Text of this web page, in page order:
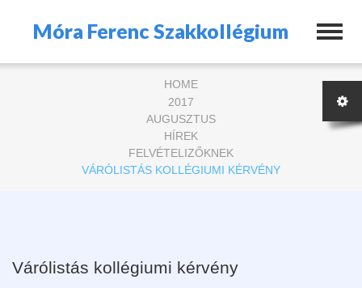
Móra Ferenc Szakkollégium
HOME
2017
AUGUSZTUS
HÍREK
FELVÉTELIZŐKNEK
VÁRÓLISTÁS KOLLÉGIUMI KÉRVÉNY
Várólistás kollégiumi kérvény